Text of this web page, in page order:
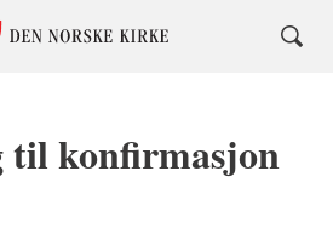
til konfirmasjon